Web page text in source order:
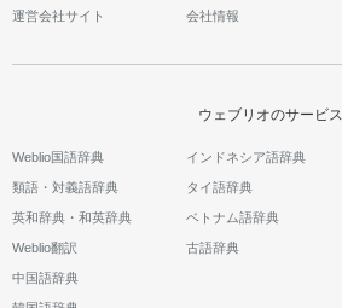
運営会社サイト 会社情報
ウェブリオのサービス
Weblio国語辞典
類語・対義語辞典
英和辞典・和英辞典
Weblio翻訳
中国語辞典
インドネシア語辞典
タイ語辞典
ベトナム語辞典
古語辞典